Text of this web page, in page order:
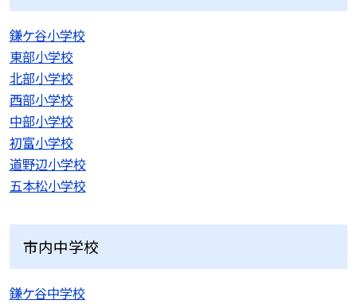
鎌ケ谷小学校
東部小学校
北部小学校
西部小学校
中部小学校
初富小学校
道野辺小学校
五本松小学校
市内中学校
鎌ケ谷中学校